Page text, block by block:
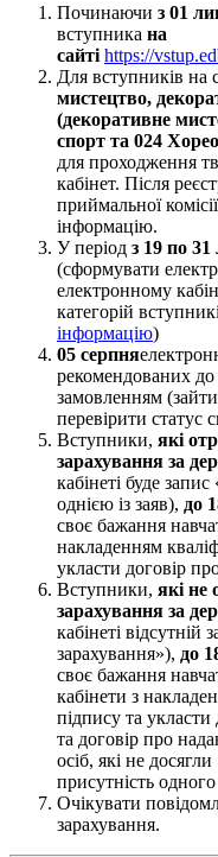
Починаючи з 01
вступника на
сайті https://
Для вступників на
мистецтво,
(декоративне
спорт та 024
для проходження
кабінет. Після
приймальної
інформацію.
У період з 19 по
(сформувати
електронному
категорій
інформацію)
05 серпня
рекомендованих
замовленням
перевірити статус
Вступники, які
зарахування за
кабінеті буде
однією із заяв), до
своє бажання
накладенням
укласти договір
Вступники, які не
зарахування за
кабінеті
зарахування»), до
своє бажання
кабінети з
підпису та укласти
та договір про
осіб, які не
присутність
Очікувати
зарахування.